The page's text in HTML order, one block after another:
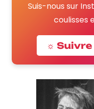
Suis-nous sur
coulisses
☼